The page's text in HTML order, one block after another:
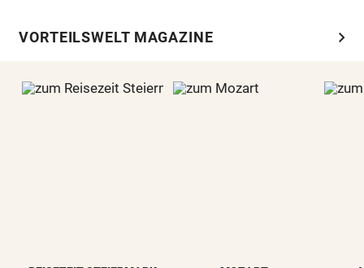
VORTEILSWELT MAGAZINE chevron_right